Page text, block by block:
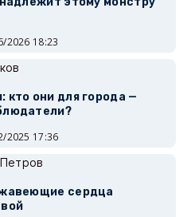
2026 18:23
кто они для города —
2025 17:36
сердца